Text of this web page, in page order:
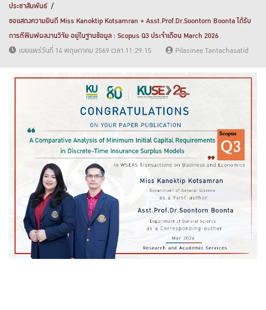
ประชาสัมพันธ์
ขอแสดงความยินดี Miss Kanoktip Kotsamran + Asst.Prof.Dr.Soontorn Boonta ได้รับ
การตีพิมพ์ผลงานวิจัย อยู่ในฐานข้อมูล : Scopus Q3 ประจำเดือน March 2026
เผยแพร่วันที่ 14 พฤษภาคม 2569 เวลา 11:29:15
Pilasinee Tantachasatid